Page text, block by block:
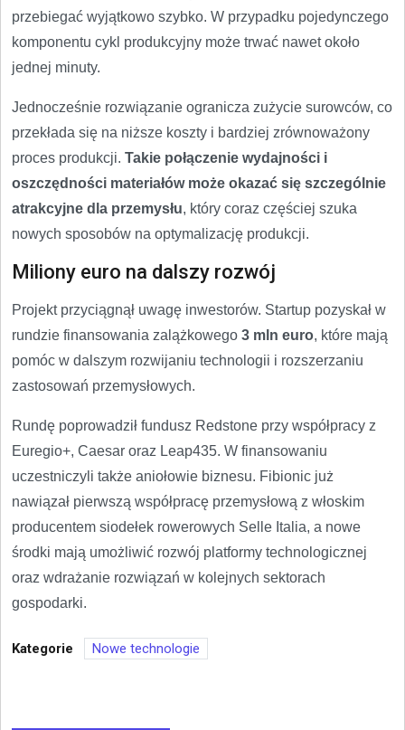
przebiegać wyjątkowo szybko. W przypadku pojedynczego
komponentu cykl produkcyjny może trwać nawet około
jednej minuty.
Jednocześnie rozwiązanie ogranicza zużycie surowców, co
przekłada się na niższe koszty i bardziej zrównoważony
proces produkcji. Takie połączenie wydajności i
oszczędności materiałów może okazać się szczególnie
atrakcyjne dla przemysłu, który coraz częściej szuka
nowych sposobów na optymalizację produkcji.
Miliony euro na dalszy rozwój
Projekt przyciągnął uwagę inwestorów. Startup pozyskał w
rundzie finansowania zalążkowego 3 mln euro, które mają
pomóc w dalszym rozwijaniu technologii i rozszerzaniu
zastosowań przemysłowych.
Rundę poprowadził fundusz Redstone przy współpracy z
Euregio+, Caesar oraz Leap435. W finansowaniu
uczestniczyli także aniołowie biznesu. Fibionic już
nawiązał pierwszą współpracę przemysłową z włoskim
producentem siodełek rowerowych Selle Italia, a nowe
środki mają umożliwić rozwój platformy technologicznej
oraz wdrażanie rozwiązań w kolejnych sektorach
gospodarki.
Kategorie Nowe technologie